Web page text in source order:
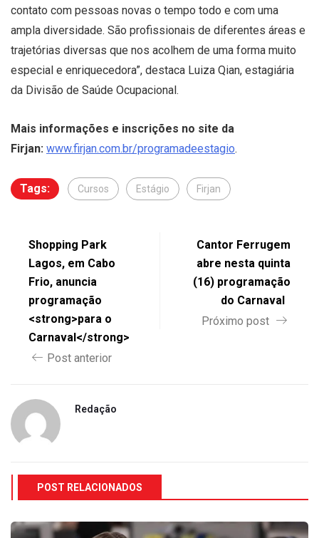
contato com pessoas novas o tempo todo e com uma
ampla diversidade. São profissionais de diferentes áreas e
trajetórias diversas que nos acolhem de uma forma muito
especial e enriquecedora”, destaca Luiza Qian, estagiária
da Divisão de Saúde Ocupacional.
Mais informações e inscrições no site da
Firjan: www.firjan.com.br/programadeestagio.
Tags: Cursos Estágio Firjan
Shopping Park
Lagos, em Cabo
Frio, anuncia
programação
<strong>para o
Carnaval</strong>
Post anterior
Cantor Ferrugem
abre nesta quinta
(16) programação
do Carnaval
Próximo post
Redação
POST RELACIONADOS